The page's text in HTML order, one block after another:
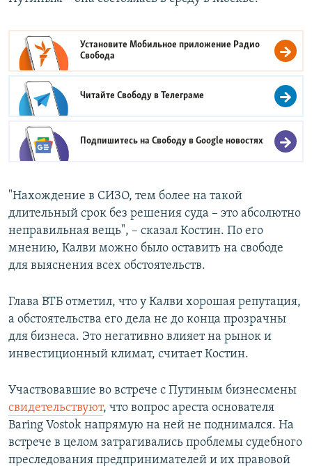
Установите Мобильное приложение Радио
Свобода
Читайте Свободу вТелеграме
Подпишитесь на Свободу вGoogle новостях
"Нахождение в СИЗО, тем более на такой
длительный срок без решения суда – это абсолютно
неправильная вещь", – сказал Костин. По его
мнению, Калви можно было оставить на свободе
для выяснения всех обстоятельств.
Глава ВТБ отметил, что у Калви хорошая репутация,
а обстоятельства его дела не до конца прозрачны
для бизнеса. Это негативно влияет на рынок и
инвестиционный климат, считает Костин.
Участвовавшие во встрече с Путиным бизнесмены
свидетельствуют, что вопрос ареста основателя
Baring Vostok напрямую на ней не поднимался. На
встрече в целом затрагивались проблемы судебного
преследования предпринимателей и их правовой